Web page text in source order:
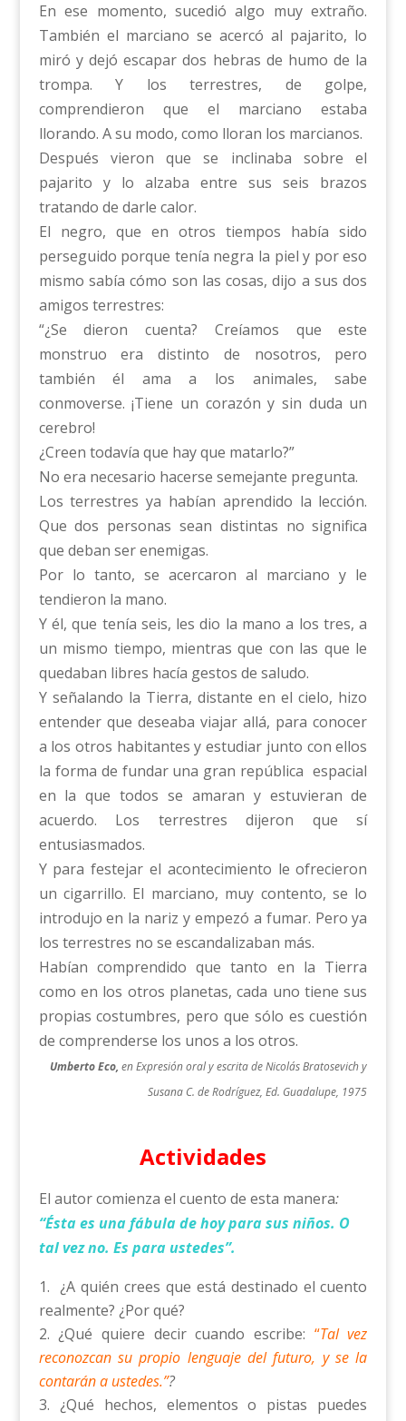
En ese momento, sucedió algo muy extraño.
También el marciano se acercó al pajarito, lo
miró y dejó escapar dos hebras de humo de la
trompa. Y los terrestres, de golpe,
comprendieron que el marciano estaba
llorando. A su modo, como lloran los marcianos.
Después vieron que se inclinaba sobre el
pajarito y lo alzaba entre sus seis brazos
tratando de darle calor.
El negro, que en otros tiempos había sido
perseguido porque tenía negra la piel y por eso
mismo sabía cómo son las cosas, dijo a sus dos
amigos terrestres:
“¿Se dieron cuenta? Creíamos que este
monstruo era distinto de nosotros, pero
también él ama a los animales, sabe
conmoverse. ¡Tiene un corazón y sin duda un
cerebro!
¿Creen todavía que hay que matarlo?”
No era necesario hacerse semejante pregunta.
Los terrestres ya habían aprendido la lección.
Que dos personas sean distintas no significa
que deban ser enemigas.
Por lo tanto, se acercaron al marciano y le
tendieron la mano.
Y él, que tenía seis, les dio la mano a los tres, a
un mismo tiempo, mientras que con las que le
quedaban libres hacía gestos de saludo.
Y señalando la Tierra, distante en el cielo, hizo
entender que deseaba viajar allá, para conocer
a los otros habitantes y estudiar junto con ellos
la forma de fundar una gran república espacial
en la que todos se amaran y estuvieran de
acuerdo. Los terrestres dijeron que sí
entusiasmados.
Y para festejar el acontecimiento le ofrecieron
un cigarrillo. El marciano, muy contento, se lo
introdujo en la nariz y empezó a fumar. Pero ya
los terrestres no se escandalizaban más.
Habían comprendido que tanto en la Tierra
como en los otros planetas, cada uno tiene sus
propias costumbres, pero que sólo es cuestión
de comprenderse los unos a los otros.
Umberto Eco,en Expresión oral y escrita de Nicolás Bratosevich y
Susana C. de Rodríguez, Ed. Guadalupe, 1975
Actividades
El autor comienza el cuento de esta manera:
“Ésta es una fábula de hoy para sus niños. O
tal vez no. Es para ustedes”.
¿A quién crees que está destinado el cuento
realmente? ¿Por qué?
¿Qué quiere decir cuando escribe: “Tal vez
reconozcan su propio lenguaje del futuro, y se la
contarán a ustedes.”?
¿Qué hechos, elementos o pistas puedes